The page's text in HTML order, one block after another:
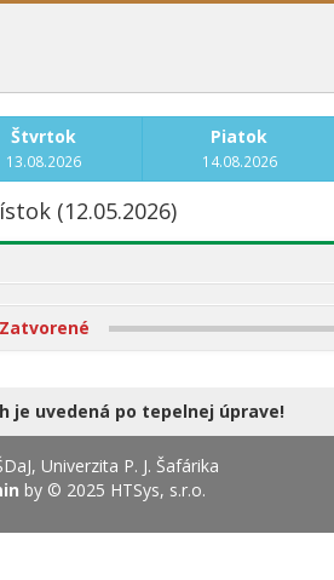
Štvrtok
13.08.2026
Piatok
14.08.2026
(12.05.2026)
Zatvorené
je uvedená po tepelnej úprave!
Univerzita P. J. Šafárika
by © 2025 HTSys, s.r.o.